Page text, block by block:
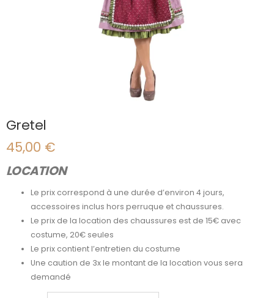
Gretel
45,00 €
LOCATION
Le prix correspond à une durée d’environ 4 jours,
accessoires inclus hors perruque et chaussures.
Le prix de la location des chaussures est de 15€ avec
costume, 20€ seules
Le prix contient l’entretien du costume
Une caution de 3x le montant de la location vous sera
demandé